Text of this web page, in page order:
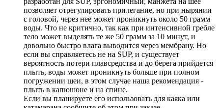
позволяет отрегулировать прилегание, но при нырянии
с головой, через нее может проникнуть около 50 грамм
воды. Что не критично, так как при интенсивной гребле
тело может выделять те же 50 грамм за 10 минут, и
довольно быстро влага выводится через мембрану. Но
если вы справляетесь не на SUP, и существует
вероятность потери плавсредства и до берега прийдется
плыть, воды может проникнуть больше при полном
погружении шеи, в этом случае наша рекомендация -
плыть в капюшоне и на спине.
Если вы планируете его использовать для каяка или